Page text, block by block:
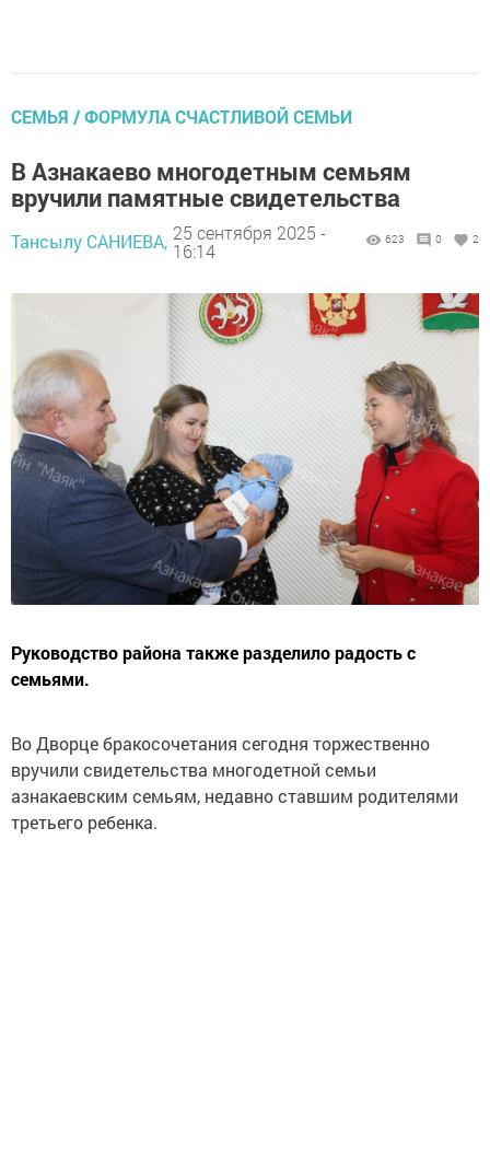
СЕМЬЯ / ФОРМУЛА СЧАСТЛИВОЙ СЕМЬИ
В Азнакаево многодетным семьям
вручили памятные свидетельства
Тансылу САНИЕВА, 25 сентября 2025 -
16:14
623 0 2
Руководство района также разделило радость с
семьями.
Во Дворце бракосочетания сегодня торжественно
вручили свидетельства многодетной семьи
азнакаевским семьям, недавно ставшим родителями
третьего ребенка.